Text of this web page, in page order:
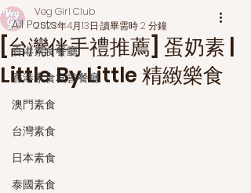
All Posts
香港素食餐廳
香港素食友善餐廳
澳門素食
台灣素食
日本素食
泰國素食
[台灣伴手禮推薦] 蛋奶素 |
Little By Little 精緻樂食
Veg Girl Club
2023年4月13日 讀畢需時 2 分鐘